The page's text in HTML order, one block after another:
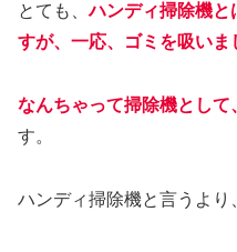
とても、ハンディ掃除機と
すが、一応、ゴミを吸いま
なんちゃって掃除機として
す。
ハンディ掃除機と言うより